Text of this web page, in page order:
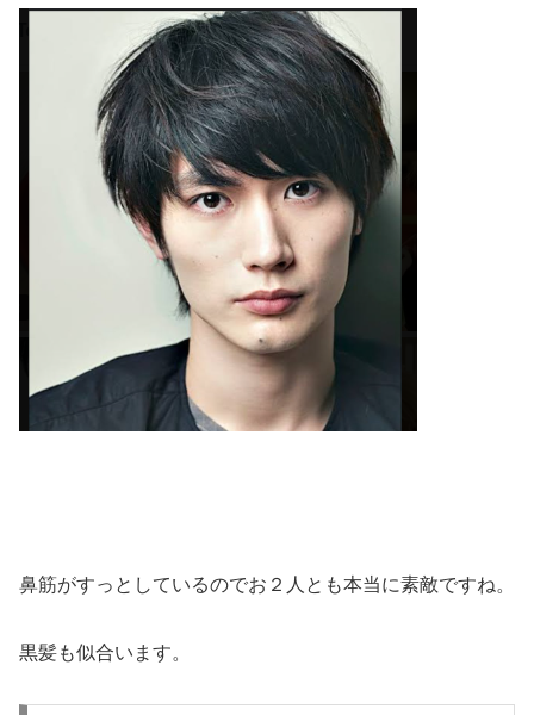
鼻筋がすっとしているのでお２人とも本当に素敵ですね。
黒髪も似合います。